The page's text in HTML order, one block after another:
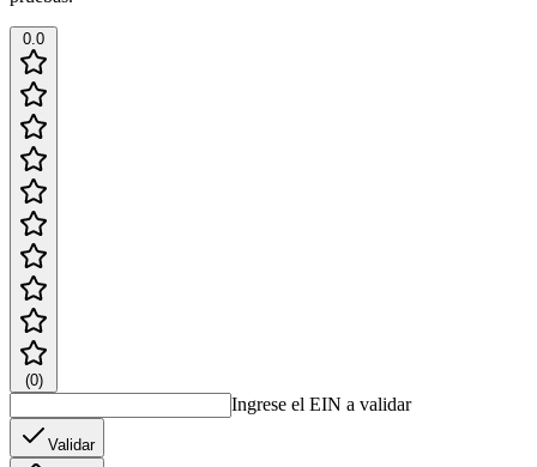
0.0
(0)
Ingrese el EIN a validar
Validar